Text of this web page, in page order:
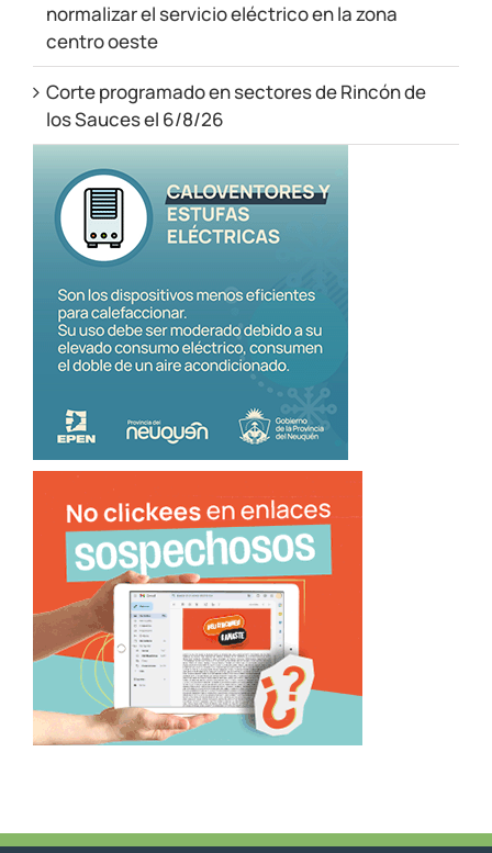
normalizar el servicio eléctrico en la zona
centro oeste
Corte programado en sectores de Rincón de
los Sauces el 6/8/26